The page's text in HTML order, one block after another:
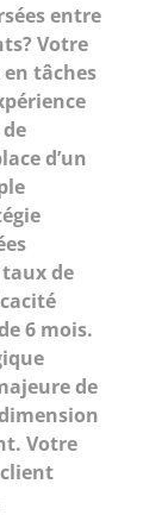
entre
Votre
tâches
d’un
de
6 mois.
de
Votre